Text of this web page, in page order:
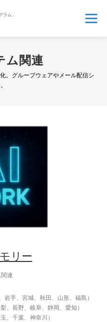
メニュー
業務アウトソース▼
ログイン
ム関連
。グループウェアやメール配信シ
リー
連
岩手、宮城、秋田、山形、福島）
、長野、岐阜、静岡、愛知）
、千葉、神奈川）